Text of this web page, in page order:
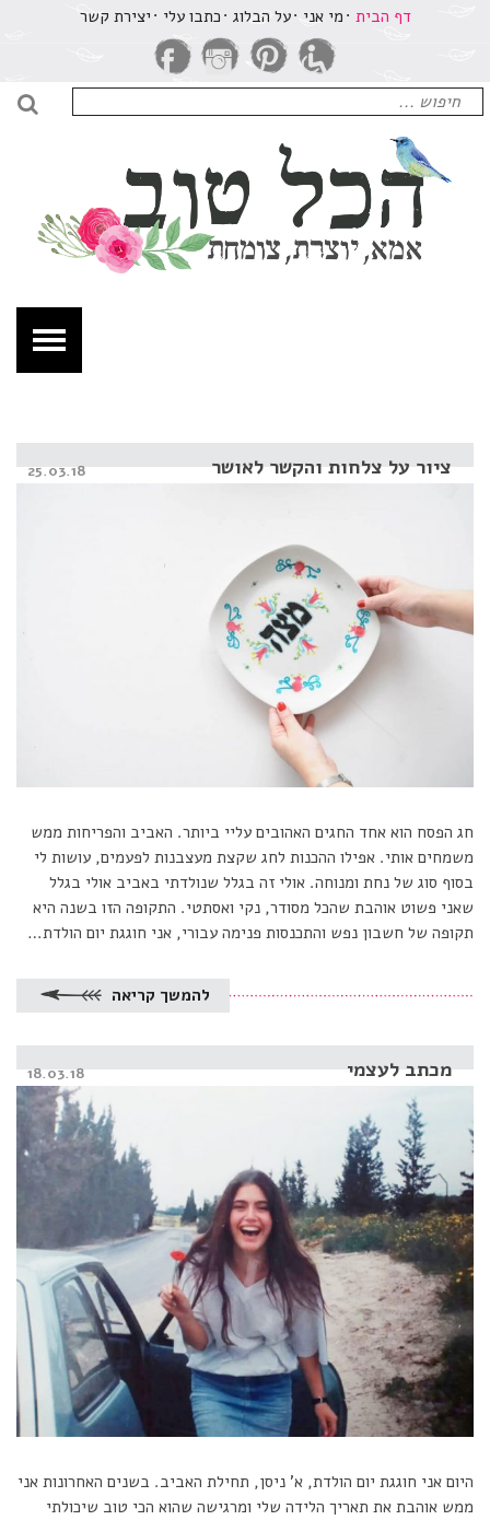
אמא,
יוצרת,
עמוד
אמהות,
השראה
וחלומות
דף הבית מי אני על הבלוג ​כתבו עלי יצירת קשר
חיפוש
עבור:
ציור על צלחות והקשר לאושר Posted
25.03.18
חג הפסח הוא אחד החגים האהובים עליי ביותר. האביב והפריחות ממש
משמחים אותי. אפילו ההכנות לחג שקצת מעצבנות לפעמים, עושות לי
בסוף סוג של נחת ומנוחה. אולי זה בגלל שנולדתי באביב אולי בגלל
שאני פשוט אוהבת שהכל מסודר, נקי ואסתטי. התקופה הזו בשנה היא
תקופה של חשבון נפש והתכנסות פנימה עבורי, אני חוגגת יום הולדת…
להמשך קריאה
מכתב לעצמי Posted
on
18.03.18
היום אני חוגגת יום הולדת, א’ ניסן, תחילת האביב. בשנים האחרונות אני
ממש אוהבת את תאריך הלידה שלי ומרגישה שהוא הכי טוב שיכולתי